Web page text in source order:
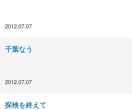
2012.07.07
千葉なう
2012.07.07
探検を終えて